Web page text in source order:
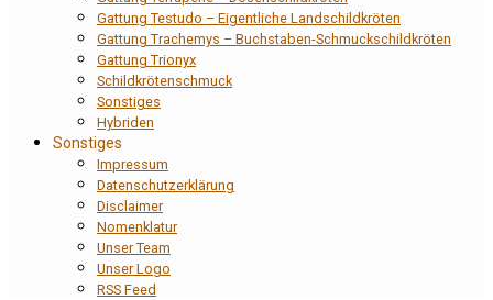
Gattung Testudo – Eigentliche Landschildkröten
Gattung Trachemys – Buchstaben-Schmuckschildkröten
Gattung Trionyx
Schildkrötenschmuck
Sonstiges
Hybriden
Sonstiges
Impressum
Datenschutzerklärung
Disclaimer
Nomenklatur
Unser Team
Unser Logo
RSS Feed